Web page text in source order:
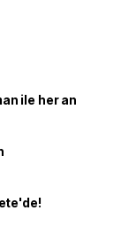
ile her an